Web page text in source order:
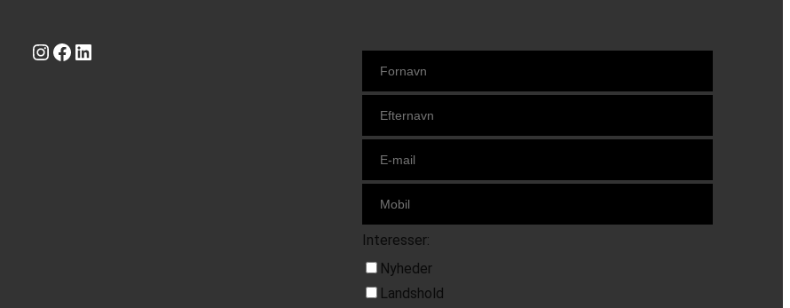
Instagram https://www.facebook.com/danishbeachvolleytour LinkedIn
Interesser:
Nyheder
Landshold